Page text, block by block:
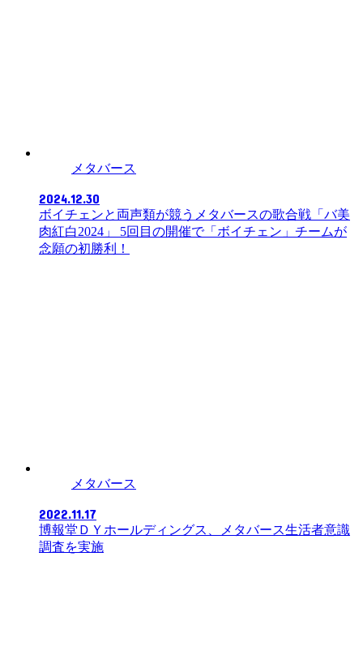
メタバース
2024.12.30
ボイチェンと両声類が競うメタバースの歌合戦「バ美
肉紅白2024」 5回目の開催で「ボイチェン」チームが
念願の初勝利！
メタバース
2022.11.17
博報堂ＤＹホールディングス、メタバース生活者意識
調査を実施